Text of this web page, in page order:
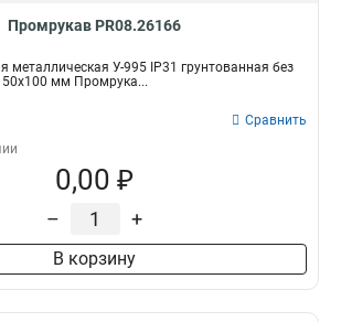
Промрукав PR08.26166
металлическая У-995 IP31 грунтованная без
мм Промрука...
Сравнить
0,00 ₽
– +
В корзину